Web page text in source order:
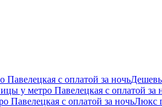
с оплатой за ночь
у метро Павелецкая с оплатой за
Павелецкая с оплатой за ночьЛюкс